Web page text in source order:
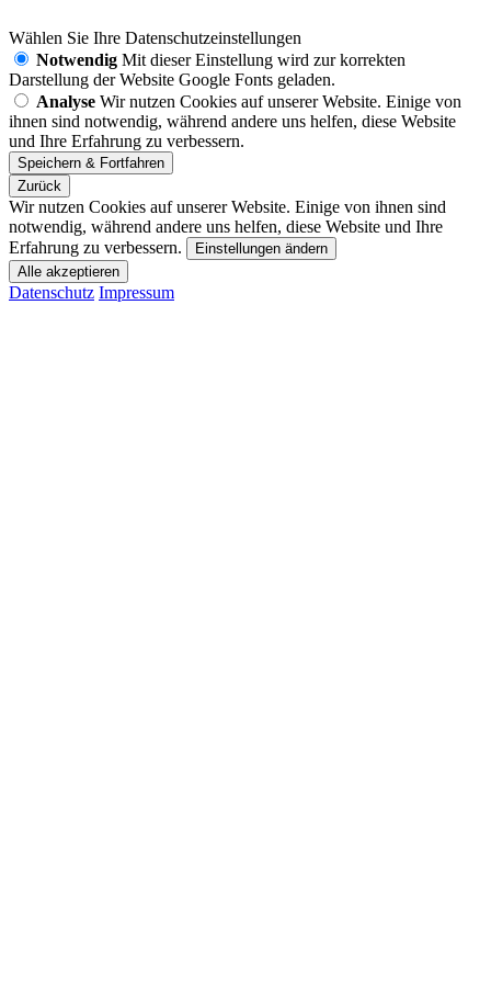
Wählen Sie Ihre Datenschutzeinstellungen
Notwendig Mit dieser Einstellung wird zur korrekten
Darstellung der Website Google Fonts geladen.
Analyse Wir nutzen Cookies auf unserer Website. Einige von
ihnen sind notwendig, während andere uns helfen, diese Website
und Ihre Erfahrung zu verbessern.
Zurück
Wir nutzen Cookies auf unserer Website. Einige von ihnen sind
notwendig, während andere uns helfen, diese Website und Ihre
Erfahrung zu verbessern.
Einstellungen ändern
Datenschutz Impressum